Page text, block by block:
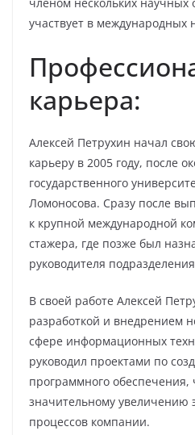
участвует в международных
карьера:
Алексей Петрухин начал
карьеру в 2005 году, после
государственного
Ломоносова. Сразу после
к крупной международной
стажера, где позже был
руководителя
В своей работе Алексей
разработкой и внедрением
сфере информационных
руководил проектами по
программного обеспечения,
значительному увеличению
процессов компании.